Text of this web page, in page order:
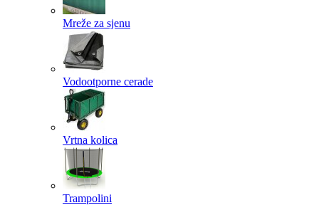
Mreže za sjenu
Vodootporne cerade
Vrtna kolica
Trampolini